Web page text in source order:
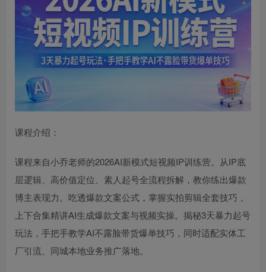
课程介绍：
课程来自小乔老师的2026AI新模式短视频IP训练营。从IP底
层逻辑、高价值定位、素人起号全流程拆解，教你练出爆款
博主表现力。吃透爆款文案公式，掌握实拍剪辑全套技巧，
上下合集精讲AI生成爆款文案与视频实操。揭秘3天暴力起号
玩法，手把手教学AI不露脸带货爆单技巧，同时适配实体工
厂引流、同城本地业务推广落地。